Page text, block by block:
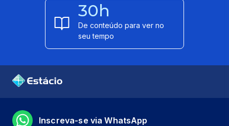
30h
De conteúdo para ver no
seu tempo
Inscreva-se via WhatsApp